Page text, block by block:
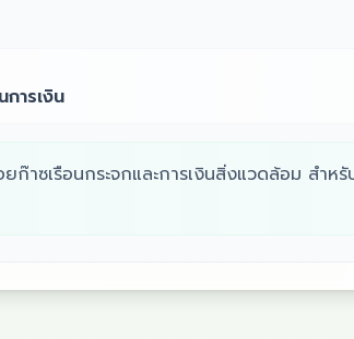
ารเงิน
ก๊าซเรือนกระจกและการเงินสิ่งแวดล้อม สำห